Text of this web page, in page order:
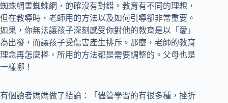
蜘蛛網畫蜘蛛網，的確沒有對錯。教育有不同的理想，
但在教導時，老師用的方法以及如何引導卻非常重要。
如果，你無法讓孩子深刻感受你對他的教育是以「愛」
為出發，而讓孩子受傷害產生排斥。那麼，老師的教育
理念再怎麼棒，所用的方法都是需要調整的。父母也是
一樣哪！
有個讀者媽媽做了結論：「儘管學習的有很多種，挫折